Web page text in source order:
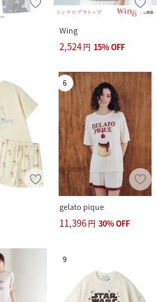
Wing
2,524円 15%OFF
6
gelato pique
11,396円 30%OFF
9